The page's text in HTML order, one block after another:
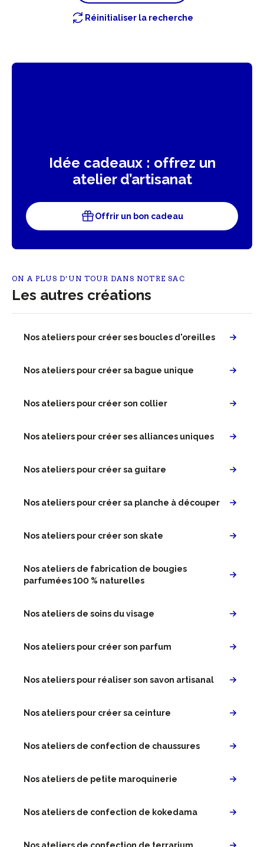
Réinitialiser la recherche
Idée cadeaux : offrez un
atelier d’artisanat
Offrir un bon cadeau
ON A PLUS D’UN TOUR DANS NOTRE SAC
Les autres créations
Nos ateliers pour créer ses boucles d'oreilles
Nos ateliers pour créer sa bague unique
Nos ateliers pour créer son collier
Nos ateliers pour créer ses alliances uniques
Nos ateliers pour créer sa guitare
Nos ateliers pour créer sa planche à découper
Nos ateliers pour créer son skate
Nos ateliers de fabrication de bougies
parfumées 100 % naturelles
Nos ateliers de soins du visage
Nos ateliers pour créer son parfum
Nos ateliers pour réaliser son savon artisanal
Nos ateliers pour créer sa ceinture
Nos ateliers de confection de chaussures
Nos ateliers de petite maroquinerie
Nos ateliers de confection de kokedama